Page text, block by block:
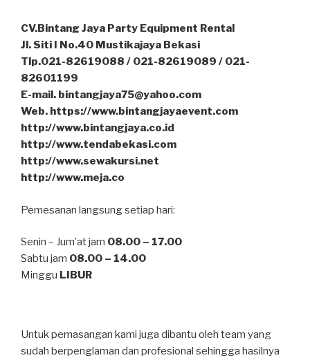
CV.Bintang Jaya Party Equipment Rental
Jl. Siti I No.40 Mustikajaya Bekasi
Tlp.021-82619088 / 021-82619089 / 021-
82601199
E-mail. bintangjaya75@yahoo.com
Web. https://www.bintangjayaevent.com
http://www.bintangjaya.co.id
http://www.tendabekasi.com
http://www.sewakursi.net
http://www.meja.co
Pemesanan langsung setiap hari:
Senin – Jum’at jam 08.00 – 17.00
Sabtu jam 08.00 – 14.00
Minggu LIBUR
Untuk pemasangan kami juga dibantu oleh team yang
sudah berpenglaman dan profesional sehingga hasilnya